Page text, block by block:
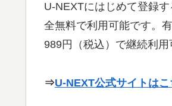
U-NEXTにはじめて登録
全無料で利用可能です。
989円（税込）で継続利用
⇒U-NEXT公式サイトはこ